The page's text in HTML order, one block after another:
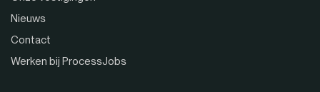
Nieuws
Contact
Werken bij ProcessJobs